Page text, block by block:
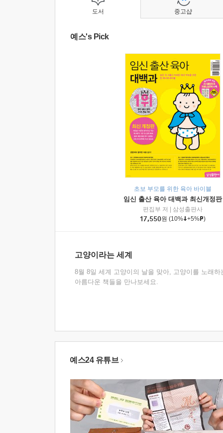
도서
예스's Pick
초보 부모를 위한 육아 바이블
임신 출산 육아 대백과 최신개정판
편집부 저
삼성출판사
17,550원 (10% +5% )
고양이라는 세계
8월 8일 세계 고양이의 날을 맞아, 고양이를 노래하
아름다운 책들을 만나보세요.
중고샵
예스24 유튜브